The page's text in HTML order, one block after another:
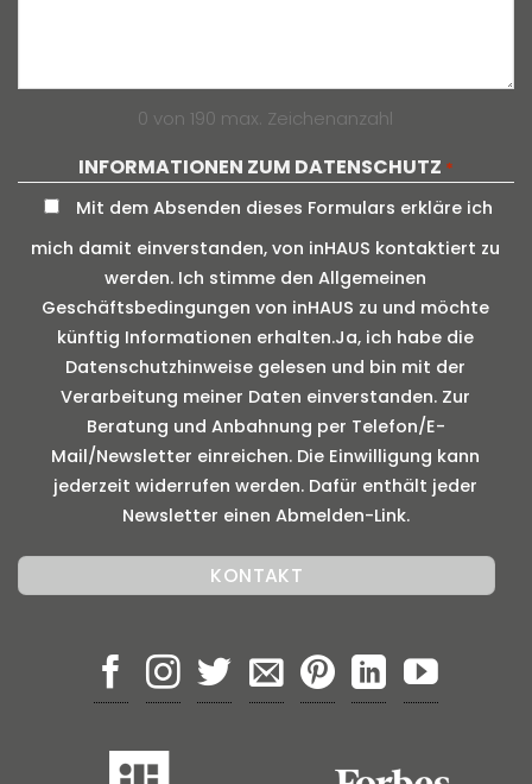
0 von 190 max. Zeichenanzahl
INFORMATIONEN ZUM DATENSCHUTZ *
Mit dem Absenden dieses Formulars erkläre ich
mich damit einverstanden, von inHAUS kontaktiert zu
werden. Ich stimme den Allgemeinen
Geschäftsbedingungen von inHAUS zu und möchte
künftig Informationen erhalten.Ja, ich habe die
Datenschutzhinweise gelesen und bin mit der
Verarbeitung meiner Daten einverstanden. Zur
Beratung und Anbahnung per Telefon/E-
Mail/Newsletter einreichen. Die Einwilligung kann
jederzeit widerrufen werden. Dafür enthält jeder
Newsletter einen Abmelden-Link.